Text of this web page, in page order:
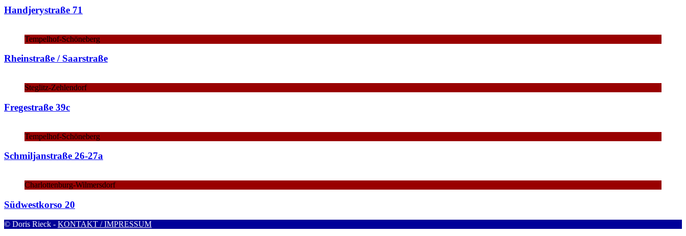
Handjerystraße 71
Tempelhof-Schöneberg
Rheinstraße / Saarstraße
Steglitz-Zehlendorf
Fregestraße 39c
Tempelhof-Schöneberg
Schmiljanstraße 26-27a
Charlottenburg-Wilmersdorf
Südwestkorso 20
© Doris Rieck - KONTAKT / IMPRESSUM